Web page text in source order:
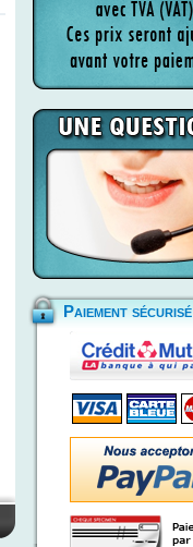
Paiement sécurisé